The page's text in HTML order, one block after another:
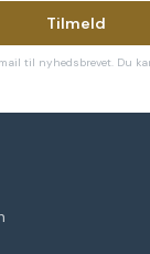
Tilmeld
til nyhedsbrevet. Du